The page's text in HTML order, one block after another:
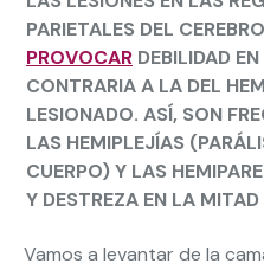
PARIETALES DEL CEREBRO
PROVOCAR DEBILIDAD
CONTRARIA A LA DEL
LESIONADO. ASÍ, SON
LAS HEMIPLEJÍAS
CUERPO) Y LAS
Y DESTREZA EN LA
Vamos a levantar de la